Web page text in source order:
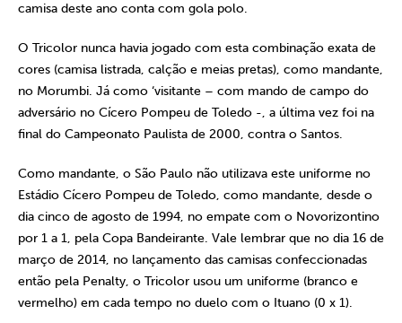
camisa deste ano conta com gola polo.
O Tricolor nunca havia jogado com esta combinação exata de
cores (camisa listrada, calção e meias pretas), como mandante,
no Morumbi. Já como ‘visitante – com mando de campo do
adversário no Cícero Pompeu de Toledo -, a última vez foi na
final do Campeonato Paulista de 2000, contra o Santos.
Como mandante, o São Paulo não utilizava este uniforme no
Estádio Cícero Pompeu de Toledo, como mandante, desde o
dia cinco de agosto de 1994, no empate com o Novorizontino
por 1 a 1, pela Copa Bandeirante. Vale lembrar que no dia 16 de
março de 2014, no lançamento das camisas confeccionadas
então pela Penalty, o Tricolor usou um uniforme (branco e
vermelho) em cada tempo no duelo com o Ituano (0 x 1).